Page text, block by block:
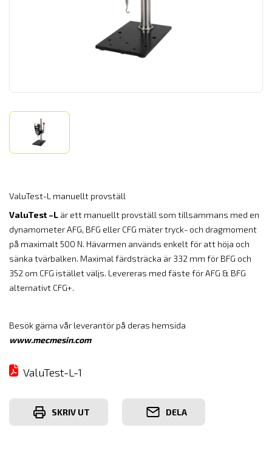
ValuTest-L manuellt provställ
ValuTest –L är ett manuellt provställ som tillsammans med en
dynamometer AFG, BFG eller CFG mäter tryck- och dragmoment
på maximalt 500 N. Hävarmen används enkelt för att höja och
sänka tvärbalken. Maximal färdsträcka är 332 mm för BFG och
352 om CFG istället väljs. Levereras med fäste för AFG & BFG
alternativt CFG+.
Besök gärna vår leverantör på deras hemsida
www.mecmesin.com
ValuTest-L-1
SKRIV UT DELA